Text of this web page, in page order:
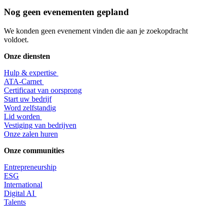
Nog geen evenementen gepland
We konden geen evenement vinden die aan je zoekopdracht
voldoet.
Onze diensten
Hulp & expertise
​ATA-Carnet
Certificaat van oorsprong
Start uw bedrijf
Word zelfstandig
Lid worden
​Vestiging van bedrijven
Onze zalen huren
Onze communities
Entrepreneurship
ESG
International
Digital AI
Talents